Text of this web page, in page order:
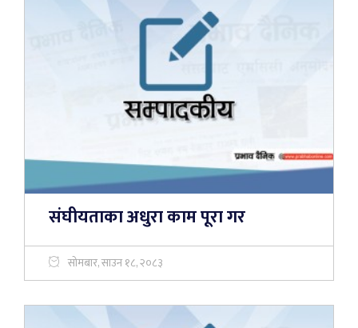
संघीयताका अधुरा काम पूरा गर
सोमबार, साउन १८, २०८३